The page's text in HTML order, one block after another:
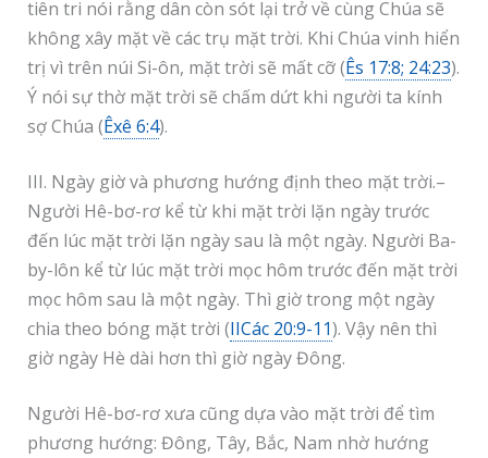
tiên tri nói rằng dân còn sót lại trở về cùng Chúa sẽ
không xây mặt về các trụ mặt trời. Khi Chúa vinh hiển
trị vì trên núi Si-ôn, mặt trời sẽ mất cỡ (Ês 17:8; 24:23).
Ý nói sự thờ mặt trời sẽ chấm dứt khi người ta kính
sợ Chúa (Êxê 6:4).
III. Ngày giờ và phương hướng định theo mặt trời.–
Người Hê-bơ-rơ kể từ khi mặt trời lặn ngày trước
đến lúc mặt trời lặn ngày sau là một ngày. Người Ba-
by-lôn kể từ lúc mặt trời mọc hôm trước đến mặt trời
mọc hôm sau là một ngày. Thì giờ trong một ngày
chia theo bóng mặt trời (IICác 20:9-11). Vậy nên thì
giờ ngày Hè dài hơn thì giờ ngày Đông.
Người Hê-bơ-rơ xưa cũng dựa vào mặt trời để tìm
phương hướng: Đông, Tây, Bắc, Nam nhờ hướng